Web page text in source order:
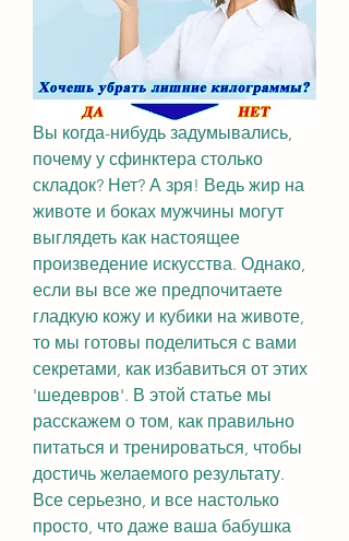
Вы когда-нибудь задумывались,
почему у сфинктера столько
складок? Нет? А зря! Ведь жир на
животе и боках мужчины могут
выглядеть как настоящее
произведение искусства. Однако,
если вы все же предпочитаете
гладкую кожу и кубики на животе,
то мы готовы поделиться с вами
секретами, как избавиться от этих
'шедевров'. В этой статье мы
расскажем о том, как правильно
питаться и тренироваться, чтобы
достичь желаемого результату.
Все серьезно, и все настолько
просто, что даже ваша бабушка